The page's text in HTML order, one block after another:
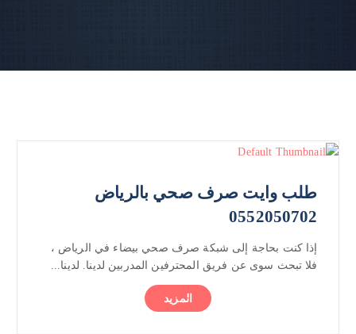
طلب وايت صرف صحي بالرياض
0552050702
إذا كنت بحاجة إلى شبكة صرف صحي بيضاء في الرياض ،
فلا تبحث سوى عن فريق المحترفين المدربين لدينا. لدينا...
المزيد